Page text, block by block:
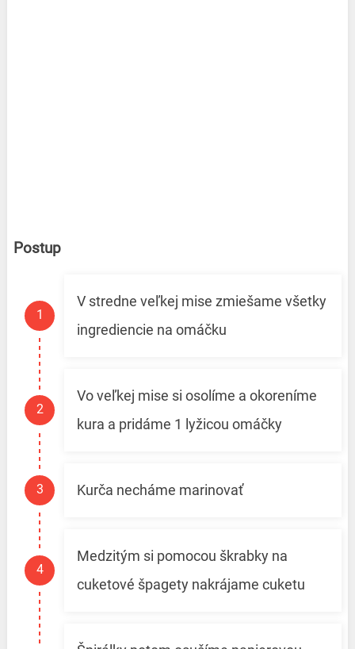
Postup
V stredne veľkej mise zmiešame všetky
ingrediencie na omáčku
Vo veľkej mise si osolíme a okoreníme
kura a pridáme 1 lyžicou omáčky
Kurča necháme marinovať
Medzitým si pomocou škrabky na
cuketové špagety nakrájame cuketu